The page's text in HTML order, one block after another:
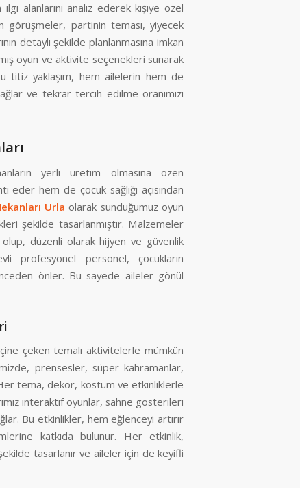
alanlarını analiz ederek kişiye özel
görüşmeler, partinin teması, yiyecek
detaylı şekilde planlanmasına imkan
oyun ve aktivite seçenekleri sunarak
titiz yaklaşım, hem ailelerin hem de
ve tekrar tercih edilme oranımızı
yerli üretim olmasına özen
hem de çocuk sağlığı açısından
Urla olarak sunduğumuz oyun
şekilde tasarlanmıştır. Malzemeler
düzenli olarak hijyen ve güvenlik
profesyonel personel, çocukların
önler. Bu sayede aileler gönül
çeken temalı aktivitelerle mümkün
prensesler, süper kahramanlar,
tema, dekor, kostüm ve etkinliklerle
interaktif oyunlar, sahne gösterileri
Bu etkinlikler, hem eğlenceyi artırır
katkıda bulunur. Her etkinlik,
tasarlanır ve aileler için de keyifli